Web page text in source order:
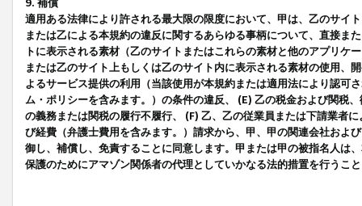
9. 補償
適用ある法律により許される最大限の限度において、甲は、乙のサイ
または乙による本規約の違反に関するあらゆる事柄について、直接ま
トに表示される素材（乙のサイトまたはこれらの素材と他のアプリ
または乙のサイト上もしくは乙のサイト内に表示される素材の使用、
よるサービス提供の利用（当該使用が本規約または適用法により認可
ム・ポリシーを含みます。）の条件の違反、 (E) 乙の税金および関税
の義務または関税の履行不履行、 (F) 乙、乙の従業員または下請業者
び経費（弁護士費用を含みます。）請求から、甲、甲の関連会社およ
御し、補償し、免責することに同意します。甲または甲の被指名人は
保護のためにアマゾン関係者の代理としていかなる法的措置を行うこ